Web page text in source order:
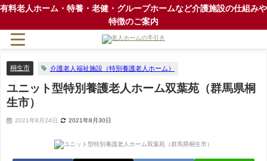
有料老人ホーム・特養・老健・グループホームなど介護施設の仕組みや
特徴のご案内
桐生市 介護老人福祉施設（特別養護老人ホーム）
ユニット型特別養護老人ホーム双葉苑（群馬県桐
生市）
2021年8月24日 2021年8月30日